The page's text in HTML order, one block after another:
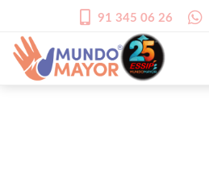
91 345 06 26